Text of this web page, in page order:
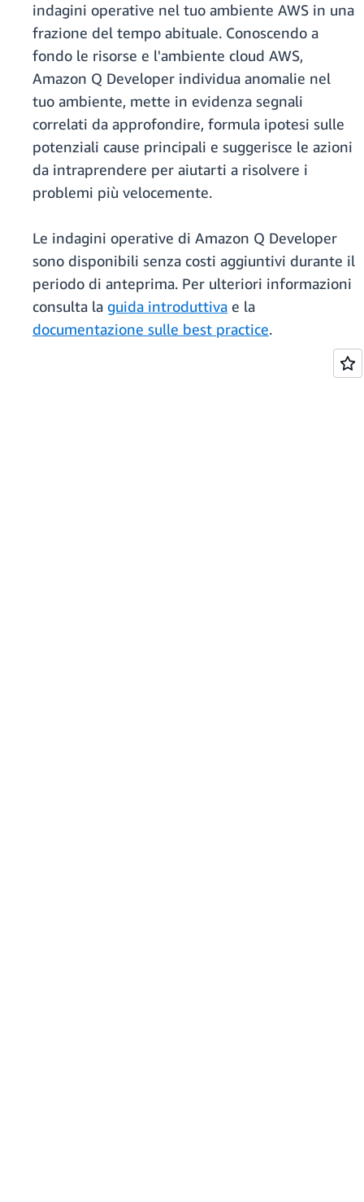
indagini operative nel tuo ambiente AWS in una
frazione del tempo abituale. Conoscendo a
fondo le risorse e l'ambiente cloud AWS,
Amazon Q Developer individua anomalie nel
tuo ambiente, mette in evidenza segnali
correlati da approfondire, formula ipotesi sulle
potenziali cause principali e suggerisce le azioni
da intraprendere per aiutarti a risolvere i
problemi più velocemente.
Le indagini operative di Amazon Q Developer
sono disponibili senza costi aggiuntivi durante il
periodo di anteprima. Per ulteriori informazioni
consulta la guida introduttiva e la
documentazione sulle best practice.